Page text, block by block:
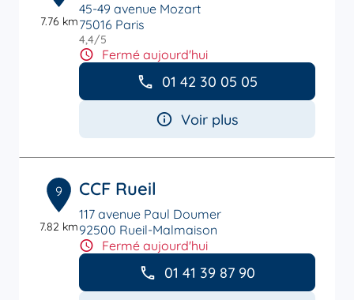
7.76 km
45-49 avenue Mozart
75016 Paris
4,4/5
Fermé aujourd'hui
01 42 30 05 05
Voir plus
9
7.82 km
CCF Rueil
117 avenue Paul Doumer
92500 Rueil-Malmaison
Fermé aujourd'hui
01 41 39 87 90